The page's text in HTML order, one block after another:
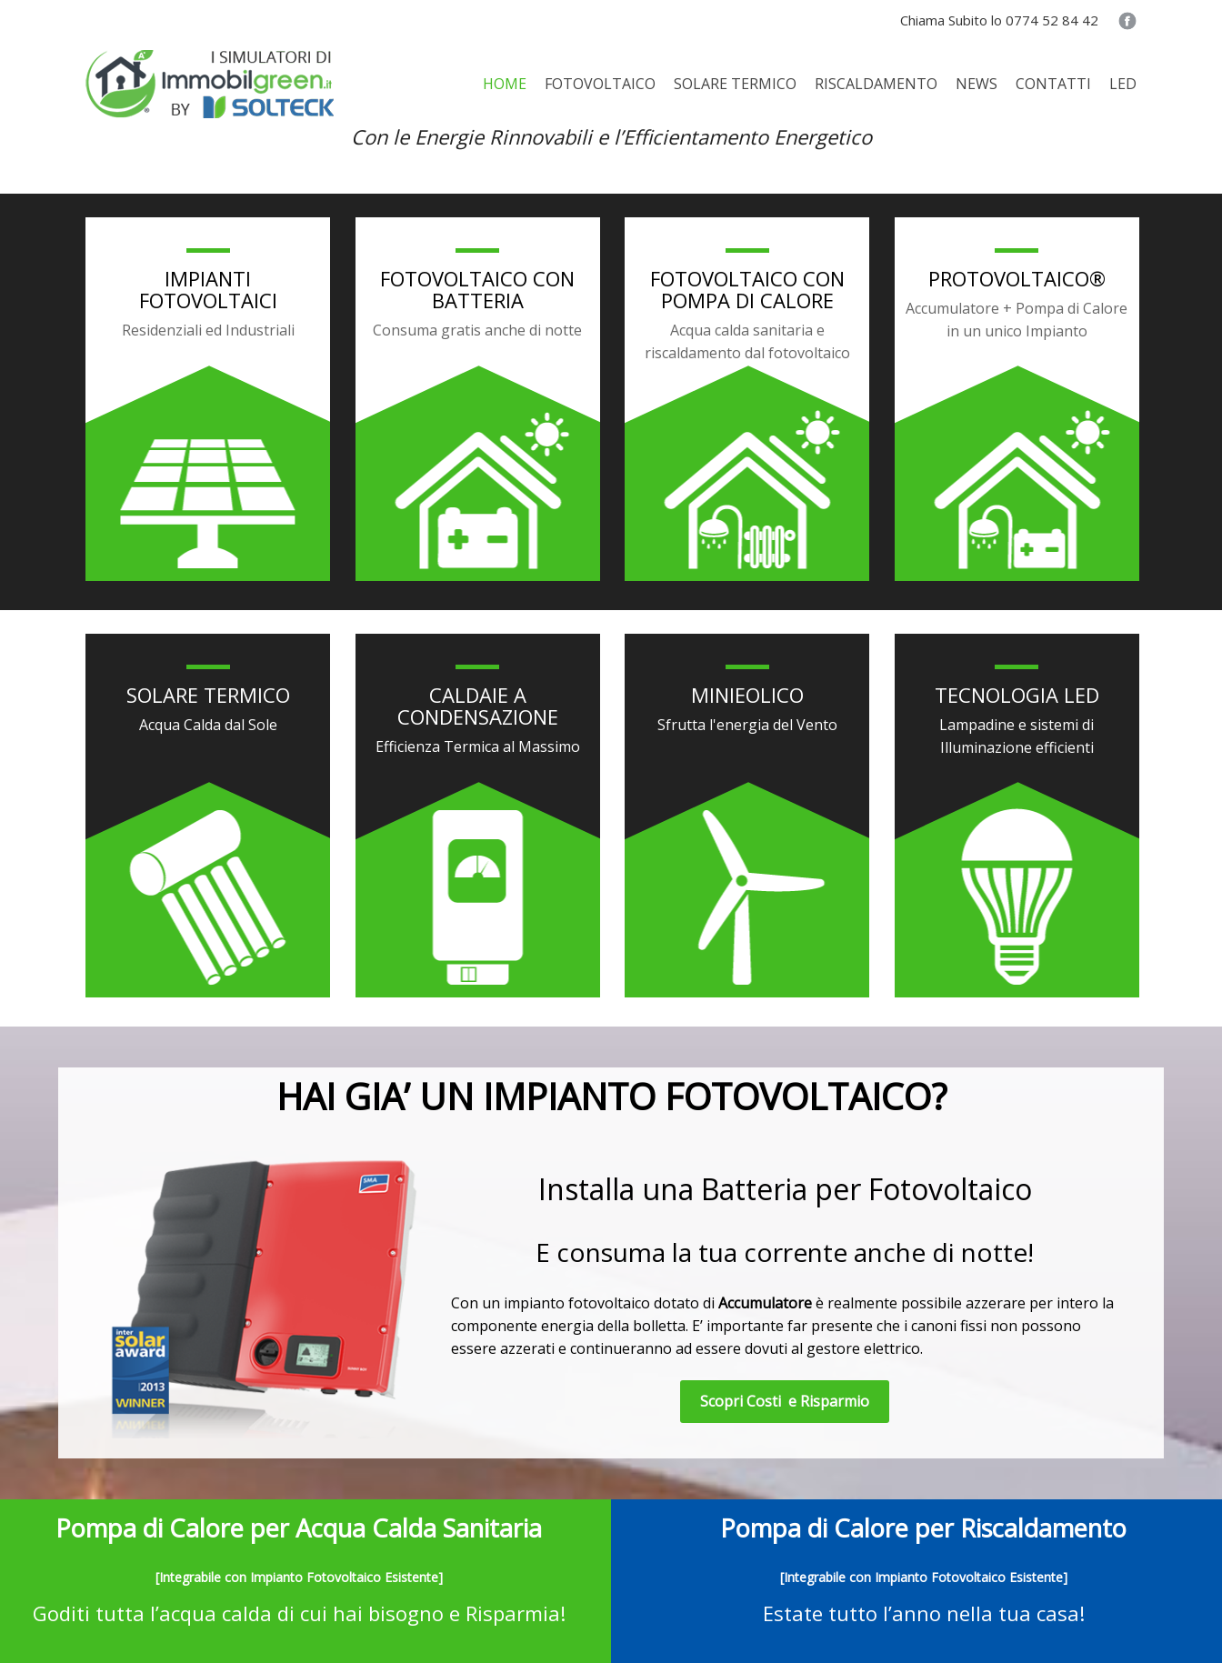
HOME FOTOVOLTAICO SOLARE TERMICO RISCALDAMENTO NEWS CONTATTI LED
Chiama Subito lo 0774 52 84 42
Impianti Fotovoltaici Con Batteria – Solare Termico – Pompe di Calore
Come Risparmiare sulle Bollette di Luce e Gas
Con le Energie Rinnovabili e l’Efficientamento Energetico
IMPIANTI
FOTOVOLTAICI
Residenziali ed Industriali
FOTOVOLTAICO CON
BATTERIA
Consuma gratis anche di notte
FOTOVOLTAICO CON
POMPA DI CALORE
Acqua calda sanitaria e
riscaldamento dal fotovoltaico
PROTOVOLTAICO®
Accumulatore + Pompa di Calore
in un unico Impianto
SOLARE TERMICO
Acqua Calda dal Sole
CALDAIE A
CONDENSAZIONE
Efficienza Termica al Massimo
MINIEOLICO
Sfrutta l'energia del Vento
TECNOLOGIA LED
Lampadine e sistemi di
Illuminazione efficienti
HAI GIA’ UN IMPIANTO FOTOVOLTAICO?
Installa una Batteria per Fotovoltaico
E consuma la tua corrente anche di notte!
Con un impianto fotovoltaico dotato di Accumulatoreè realmente possibile azzerare per intero la
componente energia della bolletta. E’ importante far presente che i canoni fissi non possono
essere azzerati e continueranno ad essere dovuti al gestore elettrico.
Scopri Costi e Risparmio
Pompa di Calore per Acqua Calda Sanitaria
[Integrabile con Impianto Fotovoltaico Esistente]
Goditi tutta l’acqua calda di cui hai bisogno e Risparmia!
Pompa di Calore per Riscaldamento
[Integrabile con Impianto Fotovoltaico Esistente]
Estate tutto l’anno nella tua casa!